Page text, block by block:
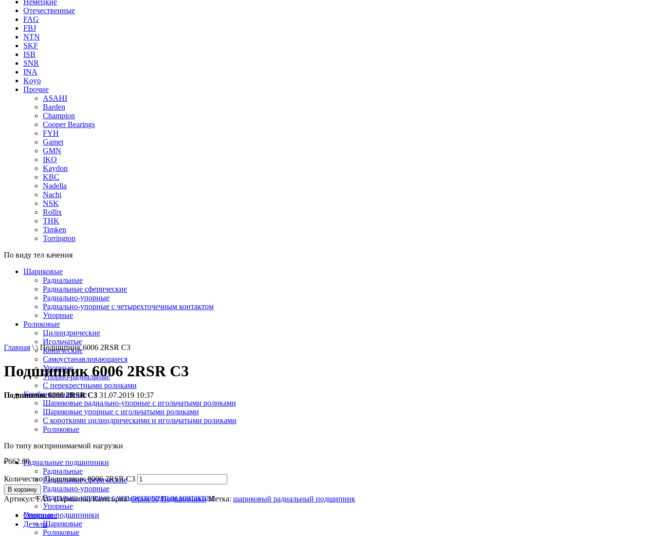
Немецкие
Отечественные
FAG
FBJ
NTN
SKF
ISB
SNR
INA
Koyo
Прочие
ASAHI
Barden
Champion
Cooper Bearings
FYH
Gamet
GMN
IKO
Kaydon
KBC
Nadella
Nachi
NSK
Rollix
THK
Timken
Torrington
По виду тел качения
Шариковые
Радиальные
Радиальные сферические
Радиально-упорные
Радиально-упорные с четырехточечным контактом
Упорные
Роликовые
Цилиндрические
Игольчатые
Конические
Самоустанавливающиеся
Упорные
Упорно-радиальные
C перекрестными роликами
Комбинированные
Шариковые радиально-упорные с игольчатыми роликами
Шариковые упорные с игольчатыми роликами
С короткими цилиндрическими и игольчатыми роликами
Роликовые
По типу воспринимаемой нагрузки
Радиальные подшипники
Радиальные
Радиальные сферические
Радиально-упорные
Радиально-упорные с четырехточечным контактом
Упорные
Упорные подшипники
Шариковые
Роликовые
Главная \ \ Подшипник 6006 2RSR C3
Подшипник 6006 2RSR C3
Подшипник 6006 2RSR C3 31.07.2019 10:37
₽662.69
Количество Подшипник 6006 2RSR C3
В корзину
Артикул:FAG (Германия) Категория:серия 60,Подшипники Метка: шариковый радиальный подшипник
Описание
Детали